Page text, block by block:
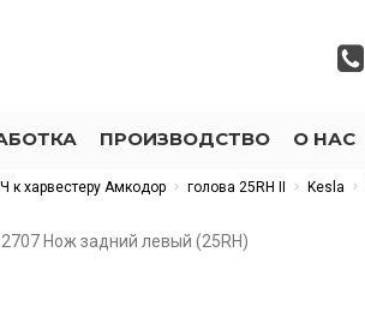
ПРОИЗВОДСТВО О НАС
к харвестеру Амкодор голова 25RH II Kesla